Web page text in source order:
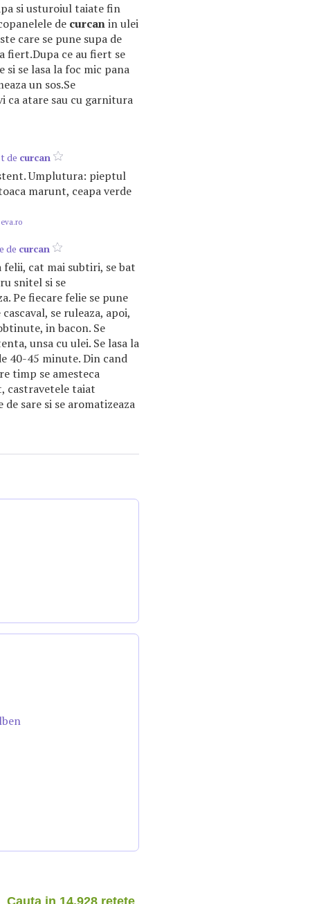
si usturoiul taiate fin
de curcanin ulei
care se pune supa de
fiert.Dupa ce au fiert se
si se lasa la foc mic pana
un sos.Se
ca atare sau cu garnitura
de curcan
Umplutura: pieptul
marunt, ceapa verde
de curcan
felii, cat mai subtiri, se bat
snitel si se
Pe fiecare felie se pune
se ruleaza, apoi,
in bacon. Se
unsa cu ulei. Se lasa la
40-45 minute. Din cand
timp se amesteca
castravetele taiat
sare si se aromatizeaza
Cauta in 14.928 retete